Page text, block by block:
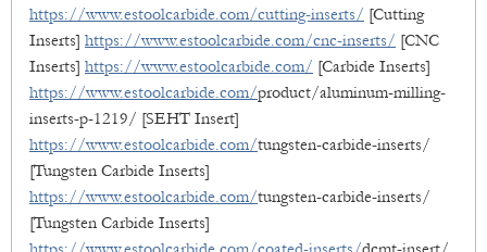
https://www.estoolcarbide.com/cutting-inserts/ [Cutting
Inserts] https://www.estoolcarbide.com/cnc-inserts/ [CNC
Inserts] https://www.estoolcarbide.com/ [Carbide Inserts]
https://www.estoolcarbide.com/product/aluminum-milling-
inserts-p-1219/ [SEHT Insert]
https://www.estoolcarbide.com/tungsten-carbide-inserts/
[Tungsten Carbide Inserts]
https://www.estoolcarbide.com/tungsten-carbide-inserts/
[Tungsten Carbide Inserts]